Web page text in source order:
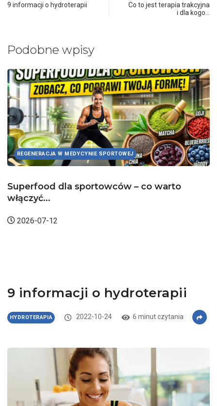
9 informacji o hydroterapii
Co to jest terapia trakcyjna
i dla kogo…
Podobne wpisy
UKŁAD MIĘŚNIOWY
Mięśnie strzałkowe długi i krótki –
anatomia...
2026-05-25
9 informacji o hydroterapii
HYDROTERAPIA 2022-10-24 6 minut czytania